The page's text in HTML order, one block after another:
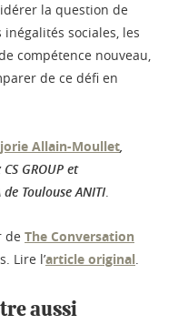
la question de
sociales, les
compétence nouveau,
de ce défi en
Allain-Moullet,
GROUP et
Toulouse ANITI.
de The Conversation
Lire l’article original.
aussi